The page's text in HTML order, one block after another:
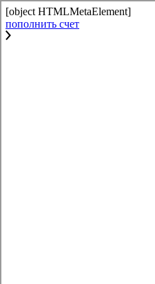
[object HTMLMetaElement]
пополнить счет